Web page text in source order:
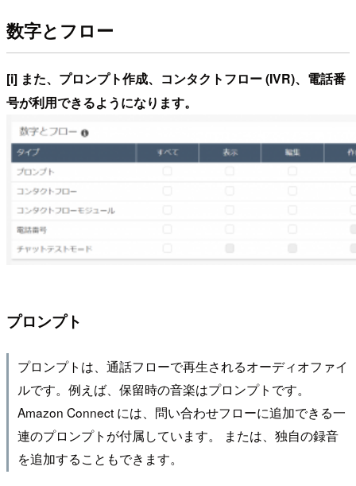
数字とフロー
[i] また、プロンプト作成、コンタクトフロー (IVR)、電話番
号が利用できるようになります。
プロンプト
プロンプトは、通話フローで再生されるオーディオファイ
ルです。例えば、保留時の音楽はプロンプトです。
Amazon Connect には、問い合わせフローに追加できる一
連のプロンプトが付属しています。 または、独自の録音
を追加することもできます。